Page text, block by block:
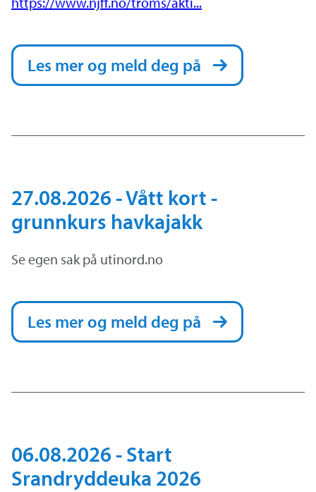
Les mer og meld deg på
27.08.2026 - Vått kort -
grunnkurs havkajakk
Se egen sak på utinord.no
Les mer og meld deg på
06.08.2026 - Start
Srandryddeuka 2026